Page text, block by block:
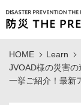
HOME
Learn
JVOAD様の災害
一挙ご紹介！最新